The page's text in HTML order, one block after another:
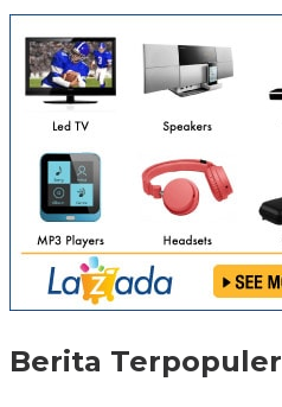
Berita Terpopuler